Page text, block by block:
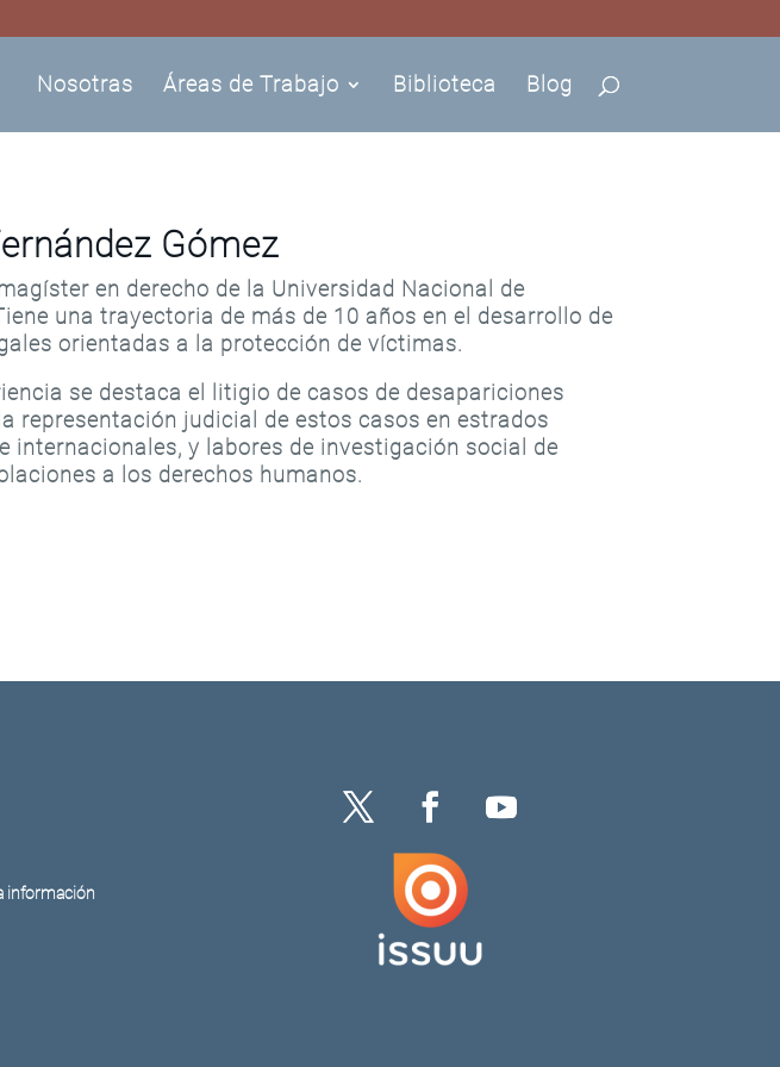
Nosotras Áreas de Trabajo Biblioteca Blog
Gómez
en derecho de la Universidad Nacional de
una trayectoria de más de 10 años en el desarrollo de
orientadas a la protección de víctimas.
se destaca el litigio de casos de desapariciones
representación judicial de estos casos en estrados
internacionales, y labores de investigación social de
a los derechos humanos.
información